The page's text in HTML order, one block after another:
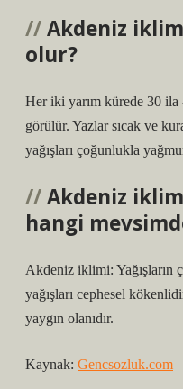
Akdeniz
olur?
Her iki yarım kürede 30 ila
görülür. Yazlar sıcak ve
yağışları çoğunlukla
Akdeniz
hangi
Akdeniz iklimi: Yağışların
yağışları cephesel
yaygın olanıdır.
Kaynak: Gencsozluk.com